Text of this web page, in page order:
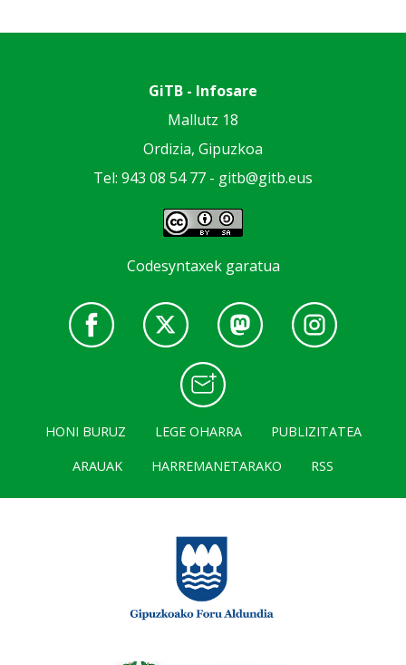
GiTB - Infosare
Mallutz 18
Ordizia, Gipuzkoa
Tel: 943 08 54 77 - gitb@gitb.eus
Codesyntaxek garatua
HONI BURUZ LEGE OHARRA
PUBLIZITATEA
ARAUAK
HARREMANETARAKO RSS